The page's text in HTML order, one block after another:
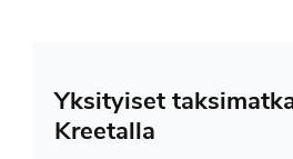
Yksityiset
Kreetalla